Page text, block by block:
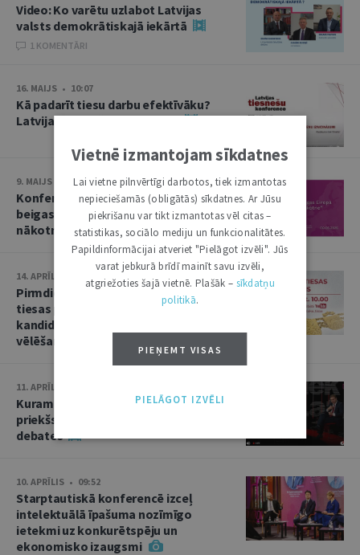
Video: Ko varētu uzlabot Latvijas
valsts demokrātiskajā iekārtā
1 KOMENTĀRI
16. MAIJS • 10:07
Kā padarīt tiesu darbu efektīvāku?
Latvijas tiesnešu konference
9. MAIJS • 13:50
Konference “Otrā pasaules kara
beigas Eiropā un Baltija: nolaupītā
nākotne”
14. APRĪLIS • 10:13
Pirmdien plēnumā – Augstākās
tiesas priekšsēdētāja amata
kandidāta izvirzīšana un divas
vēlēšanas
11. APRĪLIS • 15:02
Kuram jābūt Augstākās tiesas
priekšsēdētājam? Kandidātu
debates
10. APRĪLIS • 09:52
Starptautiskā konferencē izceļ
intelektuālā īpašuma nozīmīgo
ietekmi uz konkurētspēju un
ekonomisko izaugsmi
Vietnē izmantojam sīkdatnes
Lai vietne pilnvērtīgi darbotos, tiek izmantotas
nepieciešamās (obligātās) sīkdatnes. Ar Jūsu
piekrišanu var tikt izmantotas vēl citas –
statistikas, sociālo mediju un funkcionalitātes.
Papildinformācijai atveriet "Pielāgot izvēli". Jūs
varat jebkurā brīdī mainīt savu izvēli,
atgriežoties šajā vietnē. Plašāk – sīkdatņu
politikā.
PIEŅEMT VISAS
PIELĀGOT IZVĒLI